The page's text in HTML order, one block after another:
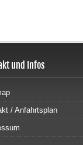
und Infos
/ Anfahrtsplan